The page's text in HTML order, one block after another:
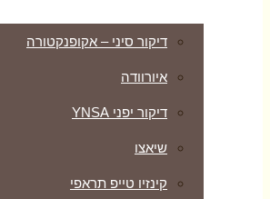
דיקור סיני – אקופנקטורה
איורוודה
דיקור יפני YNSA
שיאצו
קינזיו טייפ תראפי